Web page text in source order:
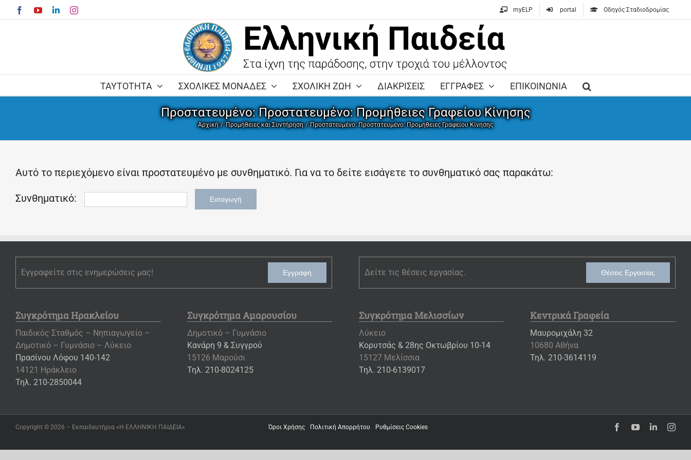
Skip
to
FacebookYouTubeLinkedInInstagram myELP portal Οδηγός Σταδιοδρομίας
ΤΑΥΤΟΤΗΤΑ ΣΧΟΛΙΚΕΣ ΜΟΝΑΔΕΣ ΣΧΟΛΙΚΗ ΖΩΗ ΔΙΑΚΡΙΣΕΙΣ ΕΓΓΡΑΦΕΣ ΕΠΙΚΟΙΝΩΝΙΑ
Πρoστατευμένο: Πρoστατευμένο: Προμήθειες Γραφείου Κίνησης
Αρχική Προμήθειες και Συντήρηση Πρoστατευμένο: Πρoστατευμένο: Προμήθειες Γραφείου Κίνησης
Αυτό το περιεχόμενο είναι προστατευμένο με συνθηματικό. Για να το δείτε εισάγετε το συνθηματικό σας παρακάτω:
Συνθηματικό:
Εγγραφείτε στις ενημερώσεις μας! Εγγραφή Δείτε τις θέσεις εργασίας. Θέσεις Εργασίας
Συγκρότημα Ηρακλείου
Παιδικός Σταθμός – Νηπιαγωγείο –
Δημοτικό – Γυμνάσιο – Λύκειο
Πρασίνου Λόφου 140-142
14121 Ηράκλειο
Τηλ. 210-2850044
Συγκρότημα Αμαρουσίου
Δημοτικό – Γυμνάσιο
Κανάρη 9 & Συγγρού
15126 Μαρούσι
Τηλ. 210-8024125
Συγκρότημα Μελισσίων
Λύκειο
Κορυτσάς & 28ης Οκτωβρίου 10-14
15127 Μελίσσια
Τηλ. 210-6139017
Κεντρικά Γραφεία
Μαυρομιχάλη 32
10680 Αθήνα
Τηλ. 210-3614119
Copyright © 2026 – Εκπαιδευτήρια «Η ΕΛΛΗΝΙΚΗ ΠΑΙΔΕΙΑ» Όροι Χρήσης Πολιτική Απορρήτου Ρυθμίσεις Cookies